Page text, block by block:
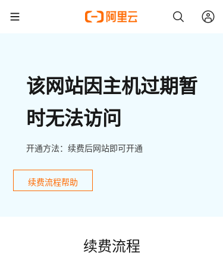
该网站因主机过期暂
时无法访问
开通方法：续费后网站即可开通
续费流程帮助
续费流程